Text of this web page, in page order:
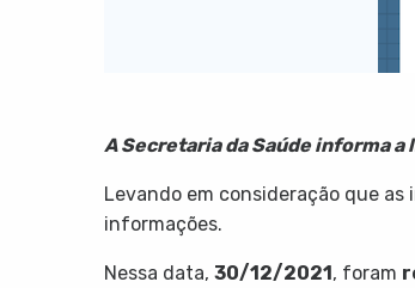
A Secretaria da Saúde informa
Levando em consideração que as
informações.
Nessa data, 30/12/2021 , foram